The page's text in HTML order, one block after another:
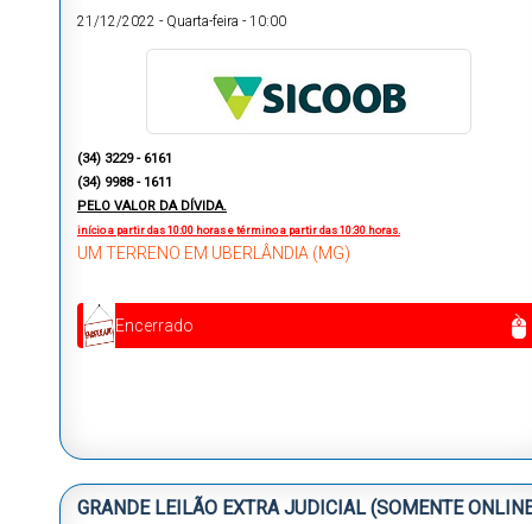
21/12/2022 - Quarta-feira - 10:00
(34) 3229 - 6161
(34) 9988 - 1611
PELO VALOR DA DÍVIDA.
início a partir das 10:00 horas e término a partir das 10:30 horas.
UM TERRENO EM UBERLÂNDIA (MG)
Encerrado
GRANDE LEILÃO EXTRA JUDICIAL (SOMENTE